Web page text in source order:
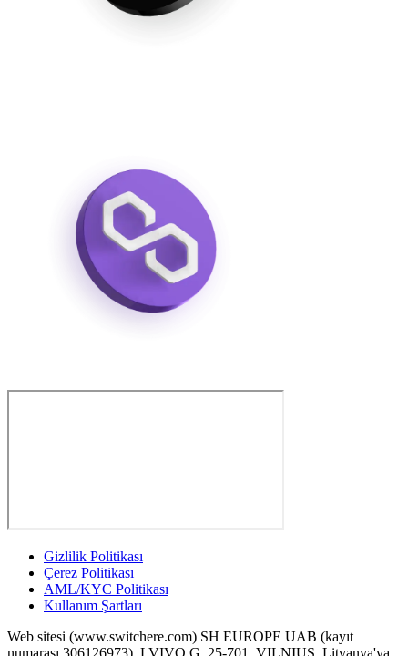
Gizlilik Politikası
Çerez Politikası
AML/KYC Politikası
Kullanım Şartları
Web sitesi (www.switchere.com) SH EUROPE UAB (kayıt
numarası 306126973), LVIVO G. 25-701, VILNIUS, Litvanya'ya